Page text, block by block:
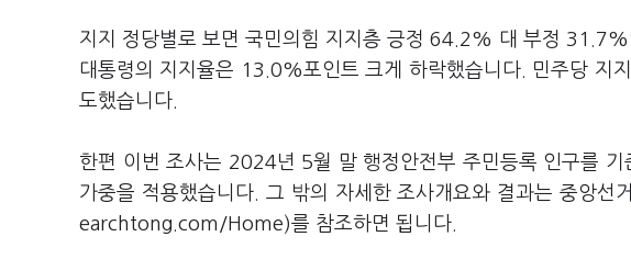
지지 정당별로 보면 국민의힘 지지층 긍정 64.2% 대 부정
대통령의 지지율은 13.0%포인트 크게 하락했습니다. 민주당
도했습니다.
한편 이번 조사는 2024년 5월 말 행정안전부 주민등록 인구를 기
가중을 적용했습니다. 그 밖의 자세한 조사개요와 결과는 중앙
earchtong.com/Home)를 참조하면 됩니다.